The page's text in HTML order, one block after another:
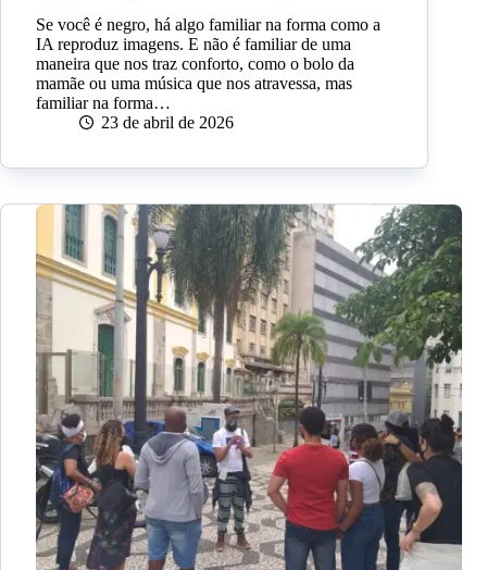
Se você é negro, há algo familiar na forma como a
IA reproduz imagens. E não é familiar de uma
maneira que nos traz conforto, como o bolo da
mamãe ou uma música que nos atravessa, mas
familiar na forma…
23 de abril de 2026